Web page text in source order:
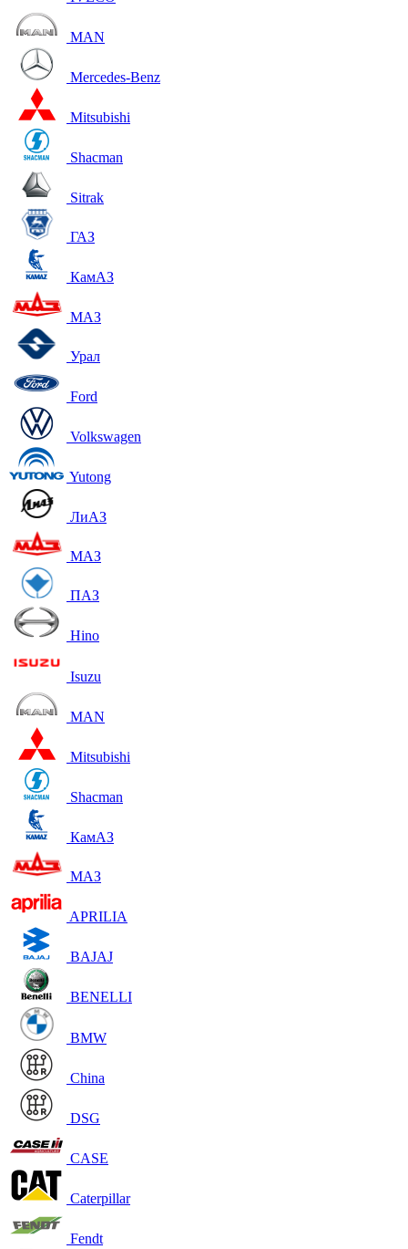
MAN
Mercedes-Benz
Mitsubishi
Shacman
Sitrak
ГАЗ
КамАЗ
МАЗ
Урал
Ford
Volkswagen
Yutong
ЛиАЗ
МАЗ
ПАЗ
Hino
Isuzu
MAN
Mitsubishi
Shacman
КамАЗ
МАЗ
APRILIA
BAJAJ
BENELLI
BMW
China
DSG
CASE
Caterpillar
Fendt